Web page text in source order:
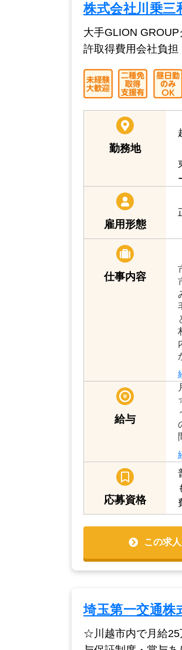
株式会社川乗三
大手GLION
許取得費用会社負担
勤務地
雇用形態
仕事内容
給与
応募資格
この求
埼玉第一交通株
☆川越市内で月給25